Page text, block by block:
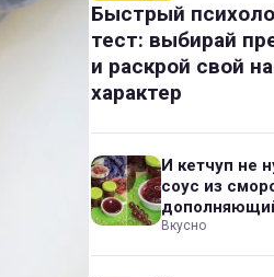
Быстрый
тест: выбирай
и раскрой свой
характер
И кетчуп не
соус из
Вкусно